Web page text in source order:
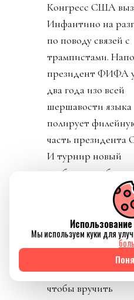
Конгресс США
Инфантино на
по поводу связей с
трампистами.
президент ФИФА
два года изо всей
шершавости языка
полирует
часть
И турнир новый
изобрел, и кубок в
привез, и за
лидером мира у
футболиста Челси
золотую медаль не
говорить. И даже
изобрел премию
чтобы вручить
Мы используем куки для